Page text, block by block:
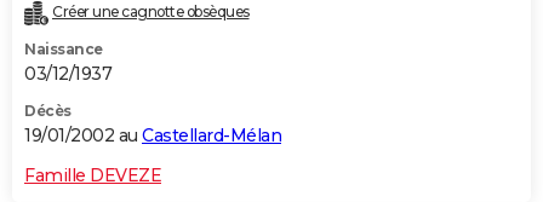
Créer une cagnotte obsèques
Naissance
03/12/1937
Décès
19/01/2002 au Castellard-Mélan
Famille DEVEZE